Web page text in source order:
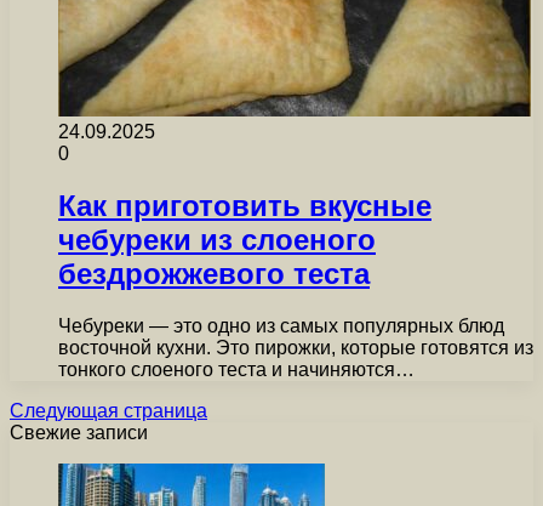
24.09.2025
0
Как приготовить вкусные
чебуреки из слоеного
бездрожжевого теста
Чебуреки — это одно из самых популярных блюд
восточной кухни. Это пирожки, которые готовятся из
тонкого слоеного теста и начиняются…
Следующая страница
Свежие записи